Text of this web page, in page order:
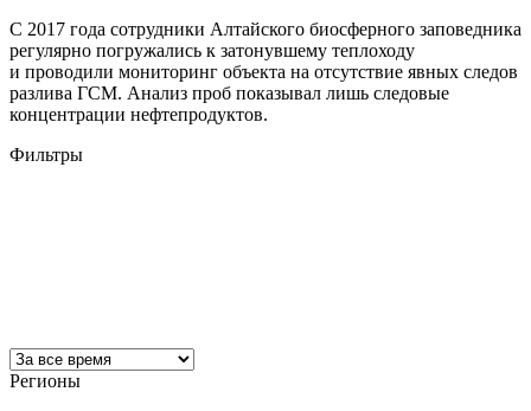
С 2017 года сотрудники Алтайского биосферного заповедника
регулярно погружались к затонувшему теплоходу
и проводили мониторинг объекта на отсутствие явных следов
разлива ГСМ. Анализ проб показывал лишь следовые
концентрации нефтепродуктов.
Фильтры
Регионы